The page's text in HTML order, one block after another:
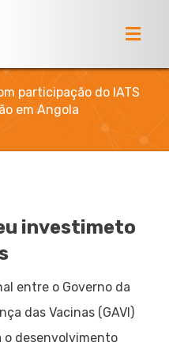
participação do IATS
em Angola
investimeto
entre o Governo da
das Vacinas (GAVI)
o desenvolvimento